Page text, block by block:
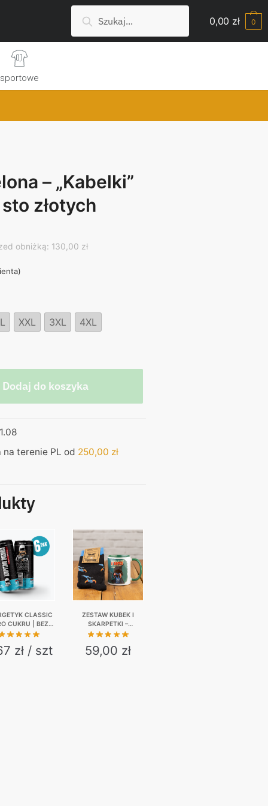
0,00 zł 0
Search
sportowe
– „Kabelki”
złotych
obniżką: 130,00 zł
XXL 3XL 4XL
Dodaj do koszyka
terenie PL od 250,00 zł
CLASSIC
CUKRU | BEZ
| 6-PAK | 6 X
zł / szt
ZESTAW KUBEK I
SKARPETKI –
NIEWAŻNE CO MAM W
59,00 zł